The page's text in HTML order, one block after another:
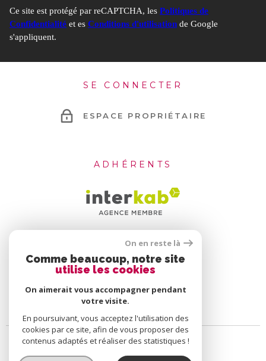
Ce site est protégé par reCAPTCHA, les Politiques de
Confidentialité et es Conditions d'utilisation de Google
s'appliquent.
SE CONNECTER
ESPACE PROPRIÉTAIRE
ADHÉRENTS
On en reste là
Comme beaucoup, notre site
utilise les cookies
On aimerait vous accompagner pendant
votre visite.
En poursuivant, vous acceptez l'utilisation des
cookies par ce site, afin de vous proposer des
contenus adaptés et réaliser des statistiques !